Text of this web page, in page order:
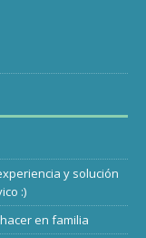
y solución
:)
en familia